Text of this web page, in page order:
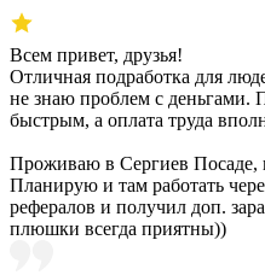
Всем привет, друзья!
Отличная подработка для
не знаю проблем с
быстрым, а оплата труда
Проживаю в Сергиев Посаде,
Планирую и там работать
рефералов и получил доп.
плюшки всегда приятны))